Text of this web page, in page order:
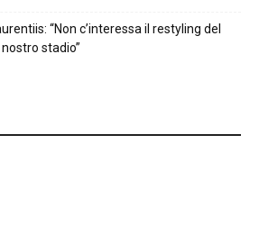
“Non c’interessa il restyling del
stadio”